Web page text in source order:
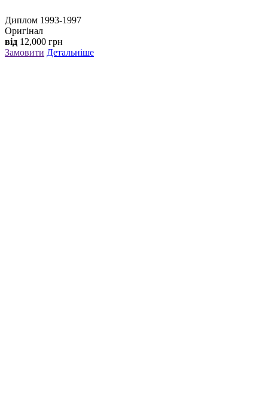
Диплом 1993-1997
Оригінал
від 12,000 грн
Замовити Детальніше